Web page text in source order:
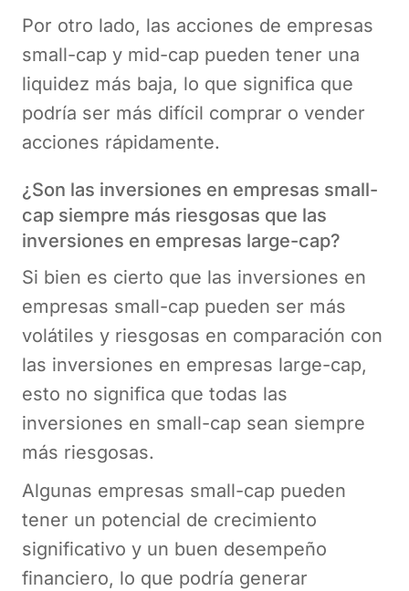
Por otro lado, las acciones de empresas
small-cap y mid-cap pueden tener una
liquidez más baja, lo que significa que
podría ser más difícil comprar o vender
acciones rápidamente.
¿Son las inversiones en empresas small-
cap siempre más riesgosas que las
inversiones en empresas large-cap?
Si bien es cierto que las inversiones en
empresas small-cap pueden ser más
volátiles y riesgosas en comparación con
las inversiones en empresas large-cap,
esto no significa que todas las
inversiones en small-cap sean siempre
más riesgosas.
Algunas empresas small-cap pueden
tener un potencial de crecimiento
significativo y un buen desempeño
financiero, lo que podría generar